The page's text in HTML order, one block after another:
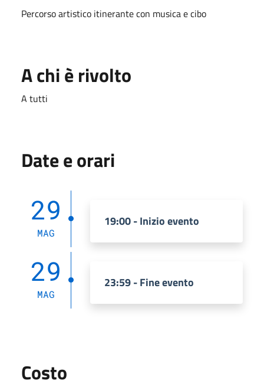
Percorso artistico itinerante con musica e cibo
A chi è rivolto
A tutti
Date e orari
29
MAG
19:00 - Inizio evento
29
MAG
23:59 - Fine evento
Costo